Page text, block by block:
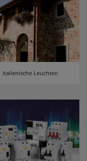
Italienische Leuchten